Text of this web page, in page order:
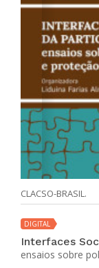
CLACSO-BRASIL.
DIGITAL
Interfaces
ensaios sobre